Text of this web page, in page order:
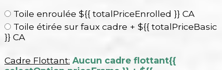
Toile enroulée ${{ totalPriceEnrolled }} CA
Toile étirée sur faux cadre + ${{ totalPriceBasic
}} CA
Cadre Flottant: Aucun cadre flottant{{